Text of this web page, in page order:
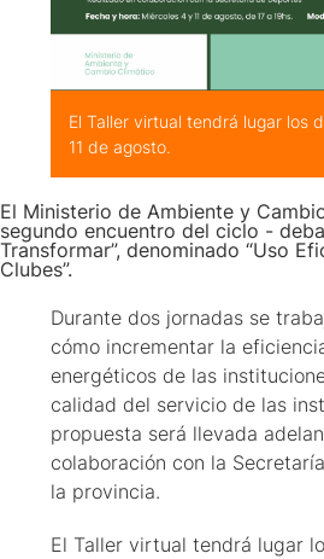
El Taller virtual tendrá lugar los
11 de agosto.
El Ministerio de Ambiente y
segundo encuentro del ciclo -
Transformar”, denominado “Uso
Clubes”.
Durante dos jornadas se
cómo incrementar la
energéticos de las
calidad del servicio de las
propuesta será llevada
colaboración con la
la provincia.
El Taller virtual tendrá lugar